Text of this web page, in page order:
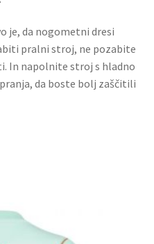
je, da nogometni dresi
pralni stroj, ne pozabite
In napolnite stroj s hladno
da boste bolj zaščitili